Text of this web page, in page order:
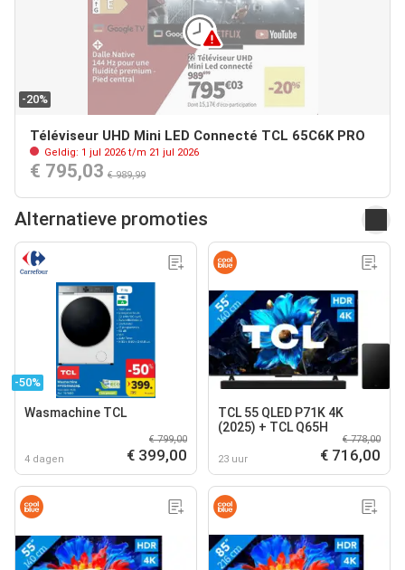
-20%
Téléviseur UHD Mini LED Connecté TCL 65C6K PRO
Geldig: 1 jul 2026 t/m 21 jul 2026
€ 795,03 € 989,99
Alternatieve promoties
-50%
Wasmachine TCL
4 dagen
€ 799,00
€ 399,00
TCL 55 QLED P71K 4K
(2025) + TCL Q65H
23 uur
€ 778,00
€ 716,00